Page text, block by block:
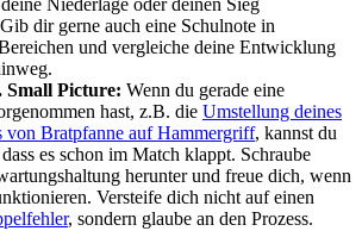
Niederlage oder deinen Sieg
dir gerne auch eine Schulnote in
und vergleiche deine Entwicklung
Small Picture: Wenn du gerade eine
hast, z.B. die Umstellung deines
von Bratpfanne auf Hammergriff, kannst du
es schon im Match klappt. Schraube
herunter und freue dich, wenn
Versteife dich nicht auf einen
, sondern glaube an den Prozess.